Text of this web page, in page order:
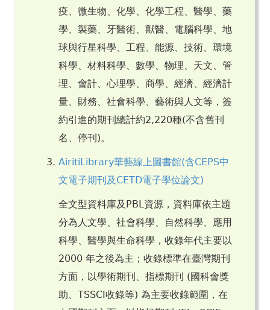
疫、微生物、化學、化學工程、醫學、藥
學、製藥、牙醫術、獸醫、電腦科學、地
球與行星科學、工程、能源、技術、環境
科學、材料科學、數學、物理、天文、管
理、會計、心理學、商學、經濟、經濟計
量、財務、社會科學、藝術與人文等，簽
約引進的期刊總計約2,220種(不含舊刊
名、停刊)。
AiritiLibrary華藝線上圖書館(含CEPS中
文電子期刊及CETD電子學位論文)
全文型資料庫及PBL資源，資料庫依主題
分為人文學、社會科學、自然科學、應用
科學、醫學與生命科學，收錄年代主要以
2000 年之後為主；收錄標準在臺灣期刊
方面，以學術期刊、指標期刊 (國科會獎
助、TSSCI收錄等) 為主要收錄範圍，在